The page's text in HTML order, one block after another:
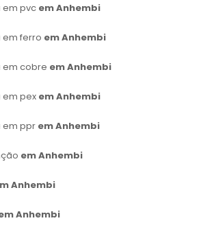
em pvc em Anhembi
em ferro em Anhembi
em cobre em Anhembi
em pex em Anhembi
em ppr em Anhembi
em Anhembi
Anhembi
Anhembi